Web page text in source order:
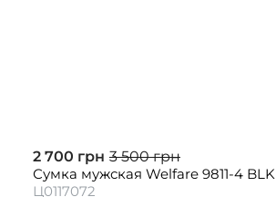
2 700 грн 3 500 грн
Сумка мужская Welfare 9811-4 BLK
Ц0117072